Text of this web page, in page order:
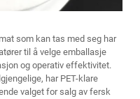
som kan tas med seg har
til å velge emballasje
og operativ effektivitet.
har PET-klare
valget for salg av fersk